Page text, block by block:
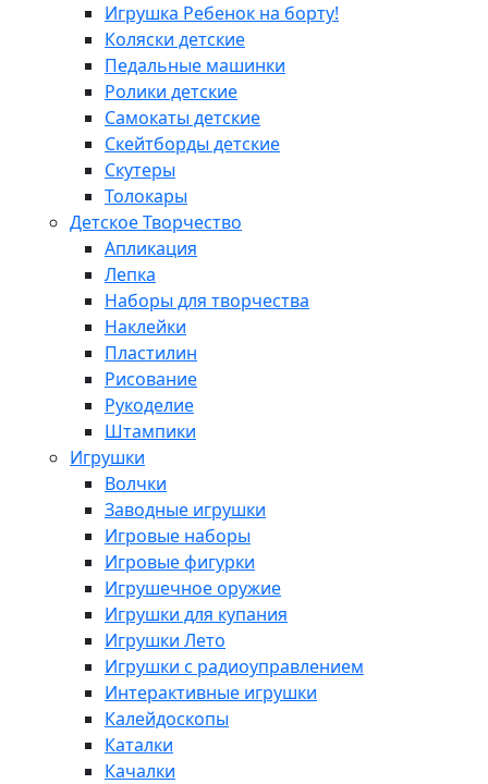
Игрушка Ребенок на борту!
Коляски детские
Педальные машинки
Ролики детские
Самокаты детские
Скейтборды детские
Скутеры
Толокары
Детское Творчество
Апликация
Лепка
Наборы для творчества
Наклейки
Пластилин
Рисование
Рукоделие
Штампики
Игрушки
Волчки
Заводные игрушки
Игровые наборы
Игровые фигурки
Игрушечное оружие
Игрушки для купания
Игрушки Лето
Игрушки с радиоуправлением
Интерактивные игрушки
Калейдоскопы
Каталки
Качалки